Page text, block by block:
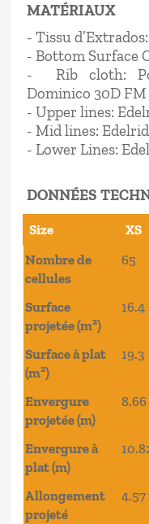
MATÉRIAUX
- Tissu
- Bottom Surface
- Rib cloth:
Dominico 30D FM
- Upper lines:
- Mid lines:
- Lower Lines:
DONNÉES
Size XS
Size
XS
Nombre de
cellules
65
Surface
projetée (m²)
16.4
Surface à plat
(m²)
19.3
Envergure
projetée (m)
8.66
Envergure à
plat (m)
Allongement
projeté
4.57